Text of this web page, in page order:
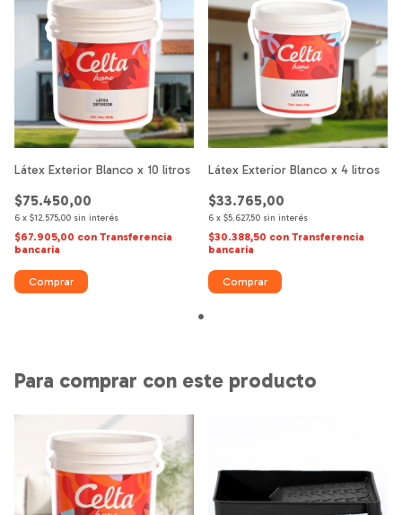
Látex Exterior Blanco x 10 litros
$75.450,00
6 x $12.575,00 sin interés
$67.905,00 con Transferencia
bancaria
Comprar
Látex Exterior Blanco x 4 litros
$33.765,00
6 x $5.627,50 sin interés
$30.388,50 con Transferencia
bancaria
Comprar
Para comprar con este producto